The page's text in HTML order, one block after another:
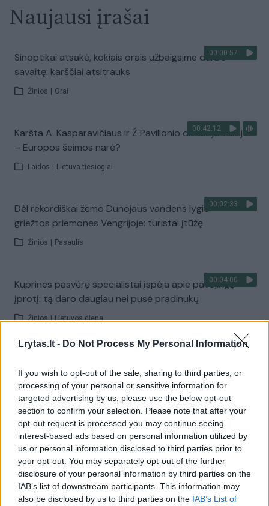
Lrytas.lt - Do Not Process My Personal Information
If you wish to opt-out of the sale, sharing to third parties, or
processing of your personal or sensitive information for
targeted advertising by us, please use the below opt-out
section to confirm your selection. Please note that after your
opt-out request is processed you may continue seeing
interest-based ads based on personal information utilized by
us or personal information disclosed to third parties prior to
your opt-out. You may separately opt-out of the further
disclosure of your personal information by third parties on the
IAB’s list of downstream participants. This information may
also be disclosed by us to third parties on the IAB’s List of
Naujausi įrašai
00:00:57
Sinoptikai atsakė, kokiais orais užbaigsime darbo
savaitę: karščiai atsitrauks
Žinios Orai
00:42:12
Karšta A. Kasparavičiaus ir Ž Pavilionio diskusija: Rusija
– Europos šeimos narė?
Laidos Lietuva tiesiogiai
00:02:33
Dėl rekordiškai žemo Dunojaus vandens lygio –
griežtos priemonės Vengrijoje: turistai įtūžę
Žinios Pasaulis
00:04:00
Kuprines pasvėrę specialistai įspėja apie pavojingą
įprotį: tą daro daugiau nei pusė pradinukų
Žinios | Lietuvos diena
Žiūrimiausi įrašai
00:00:30
Vaizdai iš tragiškos avarijos Vilniaus r.: dviejų moterų ir
vaiko gyvybių išgelbėti nepavyko